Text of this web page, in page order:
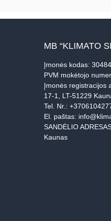
MB “KLIMATO
Įmonės kodas:
PVM mokėtojo
Įmonės registracijos
17-1, LT-51229
Tel. Nr.:
El. paštas:
SANDĖLIO
Kaunas